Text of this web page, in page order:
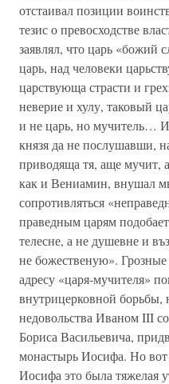
отстаивал позиции
тезис о превосходстве
заявлял, что царь «божий
царь, над человеки
царствующа страсти и
неверие и хулу, таковый
и не царь, но мучитель…
князя да не послушавши,
приводяща тя, аще мучит,
как и Вениамин, внушал
сопротивляться
праведным царям
телесне, а не душевне и
не божественую».
адресу «царя-мучителя»
внутрицерковной борьбы,
недовольства Иваном III
Бориса Васильевича,
монастырь Иосифа. Но
Иосифа это была тяжелая